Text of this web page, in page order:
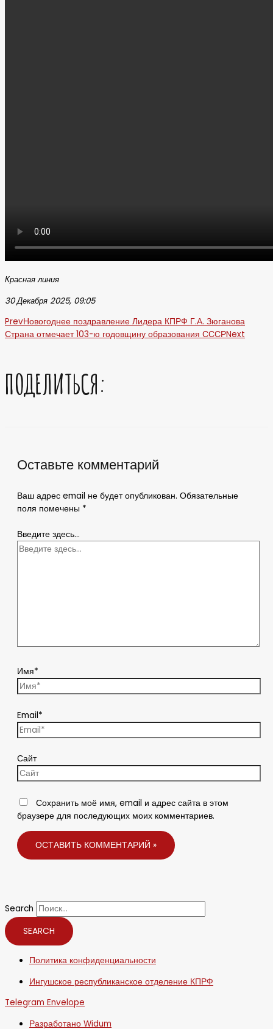
Красная линия
30 Декабря 2025, 09:05
PrevНовогоднее поздравление Лидера КПРФ Г.А. Зюганова
Страна отмечает 103-ю годовщину образования СССРNext
ПОДЕЛИТЬСЯ:
Оставьте комментарий
Ваш адрес email не будет опубликован. Обязательные
поля помечены *
Введите здесь...
Имя*
Email*
Сайт
Сохранить моё имя, email и адрес сайта в этом
браузере для последующих моих комментариев.
Search
SEARCH
Политика конфиденциальности
Ингушское республиканское отделение КПРФ
Telegram Envelope
Разработано Widum